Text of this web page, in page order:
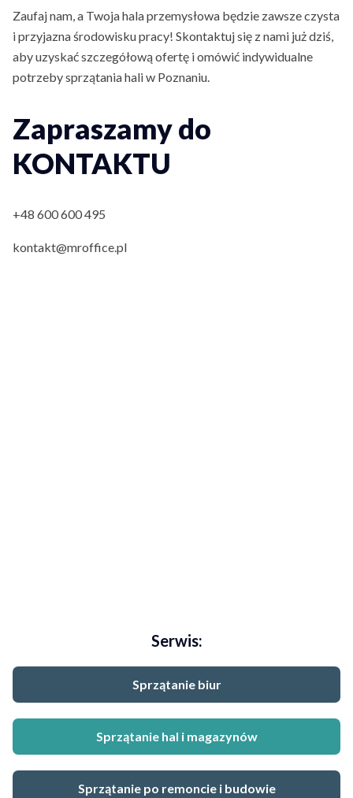
Zaufaj nam, a Twoja hala przemysłowa będzie zawsze czysta
i przyjazna środowisku pracy! Skontaktuj się z nami już dziś,
aby uzyskać szczegółową ofertę i omówić indywidualne
potrzeby sprzątania hali w Poznaniu.
Zapraszamy do
KONTAKTU
+48 600 600 495
kontakt@mroffice.pl
Serwis:
Sprzątanie biur
Sprzątanie hal i magazynów
Sprzątanie po remoncie i budowie